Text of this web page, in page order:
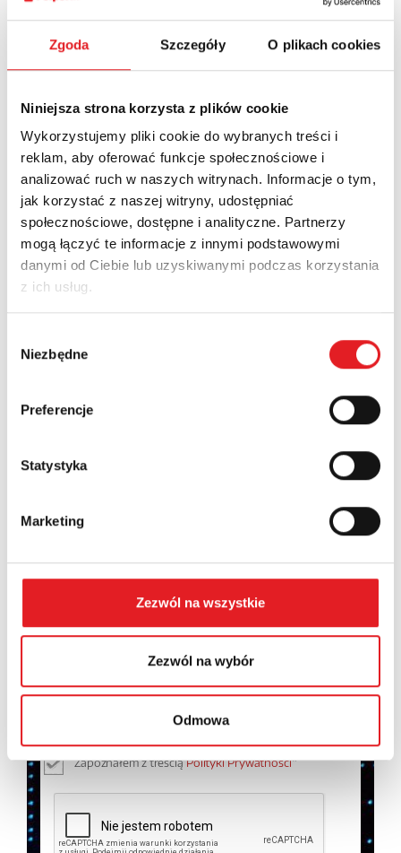
Zgoda Szczegóły O plikach cookies
Niniejsza strona korzysta z plików cookie
Wykorzystujemy pliki cookie do wybranych treści i
reklam, aby oferować funkcje społecznościowe i
analizować ruch w naszych witrynach. Informacje o tym,
jak korzystać z naszej witryny, udostępniać
społecznościowe, dostępne i analityczne. Partnerzy
mogą łączyć te informacje z innymi podstawowymi
danymi od Ciebie lub uzyskiwanymi podczas korzystania
z ich usług.
zgody
Niezbędne
Preferencje
Statystyka
Marketing
Zezwól na wszystkie
Zezwól na wybór
Odmowa
Zapytaj o szczegóły oferty
Imię i nazwisko: *
Adres e-mail: *
Województwo:
Wyrażam zgodę na przetwarzanie moich danych
osobowych przez Relpol S.A. Więcej informacji na
Zapoznałem z treściąPolityki Prywatności*